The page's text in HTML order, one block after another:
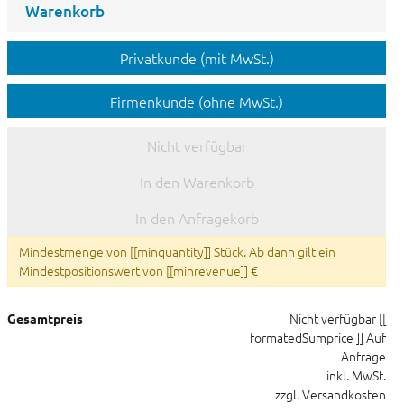
Warenkorb
Privatkunde (mit MwSt.)
Firmenkunde (ohne MwSt.)
Nicht verfügbar
In den Warenkorb
In den Anfragekorb
Mindestmenge von [[minquantity]] Stück. Ab dann gilt ein
Mindestpositionswert von [[minrevenue]] €
Gesamtpreis Nicht verfügbar [[
formatedSumprice ]] Auf
Anfrage
inkl. MwSt.
zzgl. Versandkosten